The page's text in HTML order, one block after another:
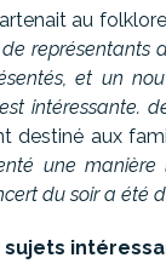
au
représentants
et un
intéressante.
destiné aux
une
du soir a été
sujets